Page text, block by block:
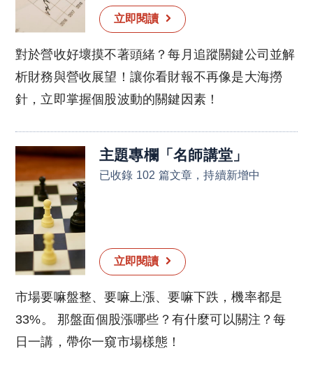
立即閱讀
對於營收好壞摸不著頭緒？每月追蹤關鍵公司並解
析財務與營收展望！讓你看財報不再像是大海撈
針，立即掌握個股波動的關鍵因素！
主題專欄 「名師講堂 」
已收錄 102 篇文章，持續新增中
立即閱讀
市場要嘛盤整、要嘛上漲、要嘛下跌，機率都是
33%。 那盤面個股漲哪些？有什麼可以關注？每
日一講，帶你一窺市場樣態！